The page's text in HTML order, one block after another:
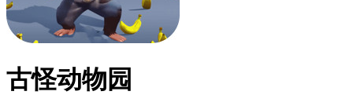
古怪动物园